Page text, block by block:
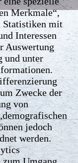
Merkmale“,
Statistiken mit
Interessen
Auswertung
und unter
Zwecke der
von
jedoch
werden.